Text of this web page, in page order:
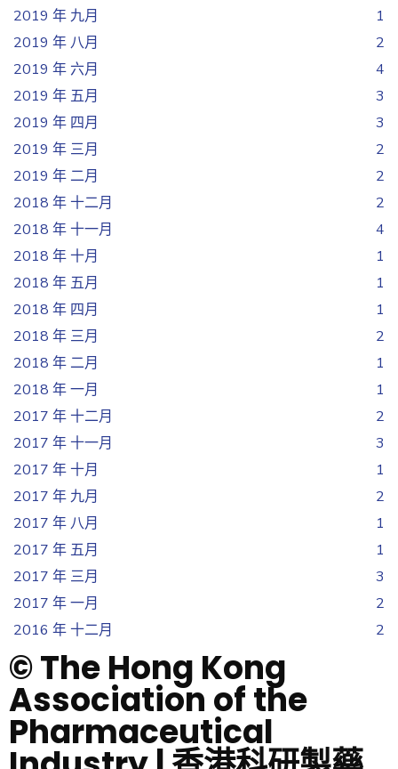
2019 年 九月
1
2019 年 八月
2
2019 年 六月
4
2019 年 五月
3
2019 年 四月
3
2019 年 三月
2
2019 年 二月
2
2018 年 十二月
2
2018 年 十一月
4
2018 年 十月
1
2018 年 五月
1
2018 年 四月
1
2018 年 三月
2
2018 年 二月
1
2018 年 一月
1
2017 年 十二月
2
2017 年 十一月
3
2017 年 十月
1
2017 年 九月
2
2017 年 八月
1
2017 年 五月
1
2017 年 三月
3
2017 年 一月
2
2016 年 十二月
2
© The Hong Kong
Association of the
Pharmaceutical